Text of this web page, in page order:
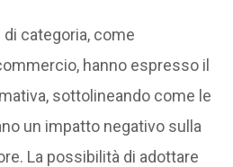
categoria, come
hanno espresso il
sottolineando come le
un impatto negativo sulla
La possibilità di adottare